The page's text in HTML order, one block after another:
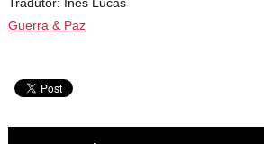
Tradutor: Inês Lucas
Guerra & Paz